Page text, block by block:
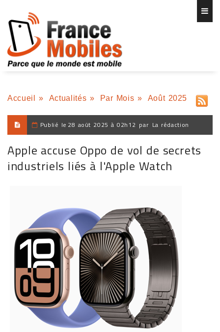
Accueil » Actualités » Par Mois » Août 2025
Publié le 28 août 2025 à 02h12 par La rédaction
Apple accuse Oppo de vol de secrets
industriels liés à l'Apple Watch